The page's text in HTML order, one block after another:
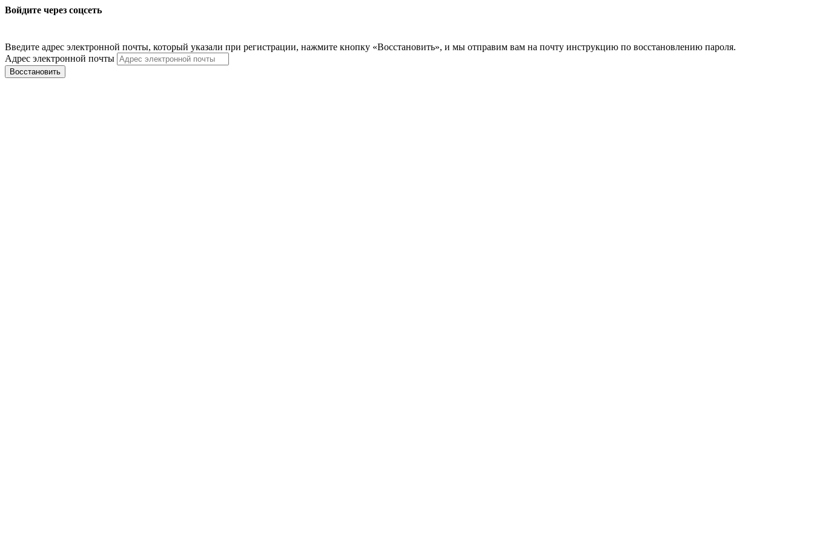
Войдите через соцсеть
Введите адрес электронной почты, который указали при регистрации, нажмите кнопку «Восстановить», и мы отправим вам на почту инструкцию по восстановлению пароля.
Адрес электронной почты